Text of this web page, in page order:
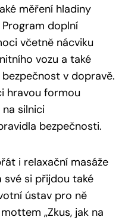
měření hladiny
doplní
včetně nácviku
vozu a také
bezpečnost v dopravě.
hravou formou
silnici
bezpečnosti.
i relaxační masáže
své si přijdou také
ústav pro ně
„Zkus, jak na